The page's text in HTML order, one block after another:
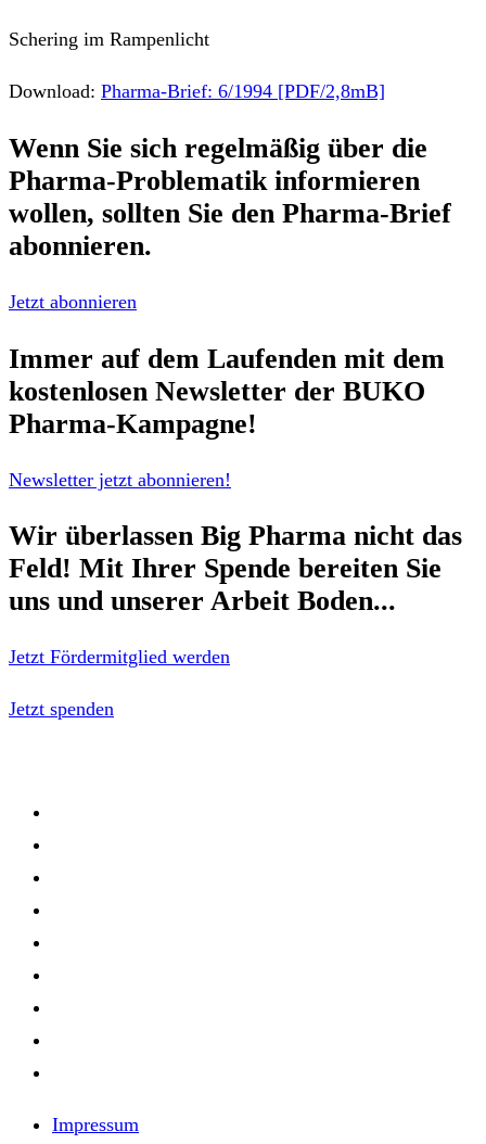
Schering im Rampenlicht
Download: Pharma-Brief: 6/1994 [PDF/2,8mB]
Wenn Sie sich regelmäßig über die
Pharma-Problematik informieren
wollen, sollten Sie den Pharma-Brief
abonnieren.
Jetzt abonnieren
Immer auf dem Laufenden mit dem
kostenlosen Newsletter der BUKO
Pharma-Kampagne!
Newsletter jetzt abonnieren!
Wir überlassen Big Pharma nicht das
Feld! Mit Ihrer Spende bereiten Sie
uns und unserer Arbeit Boden...
Jetzt Fördermitglied werden
Jetzt spenden
Impressum